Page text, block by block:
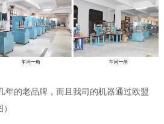
年的老品牌，而且我司的机器通过欧盟